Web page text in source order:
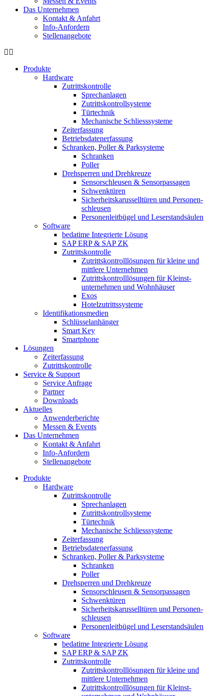
Das Unternehmen
Kontakt & Anfahrt
Info-Anfordern
Stellenangebote
Produkte
Hardware
Zutrittskontrolle
Sprechanlagen
Zutrittskontrollsysteme
Türtechnik
Mechanische Schliesssysteme
Zeiterfassung
Betriebsdaten­erfassung
Schranken, Poller & Parksysteme
Schranken
Poller
Drehsperren und Drehkreuze
Sensorschleusen & Sensorpassagen
Schwenktüren
Sicherheits­karussell­türen und Personen­
schleusen
Personenleitbügel und Leserstandsäulen
Software
bedatime Integrierte Lösung
SAP ERP & SAP ZK
Zutrittskontrolle
Zutrittskontroll­lösungen für kleine und
mittlere Unternehmen
Zutrittskontroll­lösungen für Kleinst­
unternehmen und Wohnhäuser
Exos
Hotelzutrittssysteme
Identifikations­medien
Schlüsselanhänger
Smart Key
Smartphone
Lösungen
Zeiterfassung
Zutrittskontrolle
Service & Support
Service Anfrage
Partner
Downloads
Aktuelles
Anwenderberichte
Messen & Events
Das Unternehmen
Kontakt & Anfahrt
Info-Anfordern
Stellenangebote
Produkte
Hardware
Zutrittskontrolle
Sprechanlagen
Zutrittskontrollsysteme
Türtechnik
Mechanische Schliesssysteme
Zeiterfassung
Betriebsdaten­erfassung
Schranken, Poller & Parksysteme
Schranken
Poller
Drehsperren und Drehkreuze
Sensorschleusen & Sensorpassagen
Schwenktüren
Sicherheits­karussell­türen und Personen­
schleusen
Personenleitbügel und Leserstandsäulen
Software
bedatime Integrierte Lösung
SAP ERP & SAP ZK
Zutrittskontrolle
Zutrittskontroll­lösungen für kleine und
mittlere Unternehmen
Zutrittskontroll­lösungen für Kleinst­